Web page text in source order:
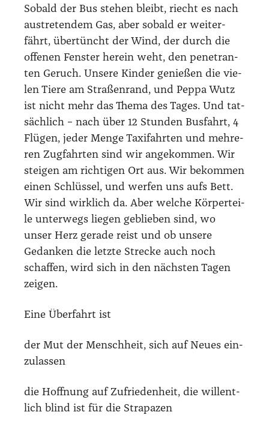
Sobald der Bus ste­hen bleibt, riecht es nach
aus­tre­ten­dem Gas, aber sobald er wei­ter­
fährt, über­tüncht der Wind, der durch die
offe­nen Fens­ter her­ein weht, den pene­tran­
ten Geruch. Unse­re Kin­der genie­ßen die vie­
len Tie­re am Stra­ßen­rand, und Peppa Wutz
ist nicht mehr das The­ma des Tages. Und tat­
säch­lich – nach über 12 Stun­den Bus­fahrt, 4
Flü­gen, jeder Men­ge Taxi­fahr­ten und meh­re­
ren Zug­fahr­ten sind wir ange­kom­men. Wir
stei­gen am rich­ti­gen Ort aus. Wir bekom­men
einen Schlüs­sel, und wer­fen uns aufs Bett.
Wir sind wirk­lich da. Aber wel­che Kör­per­tei­
le unter­wegs lie­gen geblie­ben sind, wo
unser Herz gera­de reist und ob unse­re
Gedan­ken die letz­te Stre­cke auch noch
schaf­fen, wird sich in den nächs­ten Tagen
zei­gen.
Eine Über­fahrt ist
der Mut der Mensch­heit, sich auf Neu­es ein­
zu­las­sen
die Hoff­nung auf Zufrie­den­heit, die wil­lent­
lich blind ist für die Stra­pa­zen